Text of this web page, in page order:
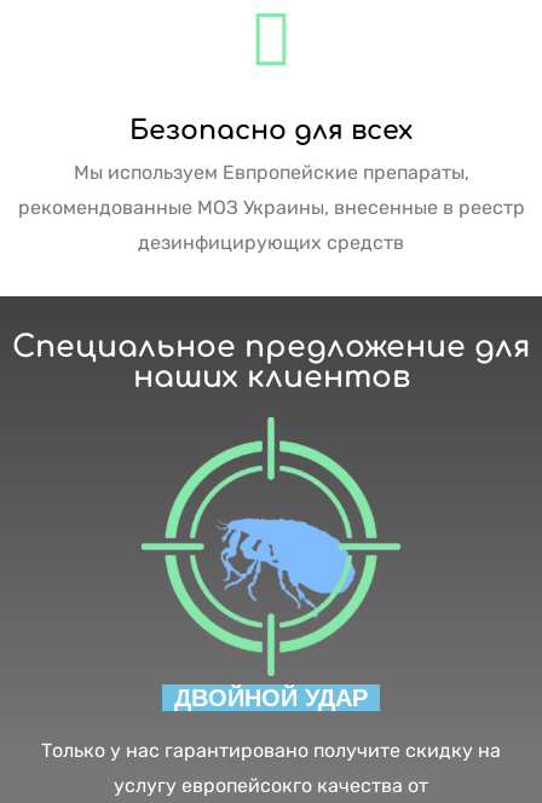
Безопасно для всех
Мы используем Евпропейские препараты,
рекомендованные МОЗ Украины, внесенные в реестр
дезинфицирующих средств
Специальное предложение для
наших клиентов
ДВОЙНОЙ УДАР
Только у нас гарантировано получите скидку на
услугу европейсокго качества от